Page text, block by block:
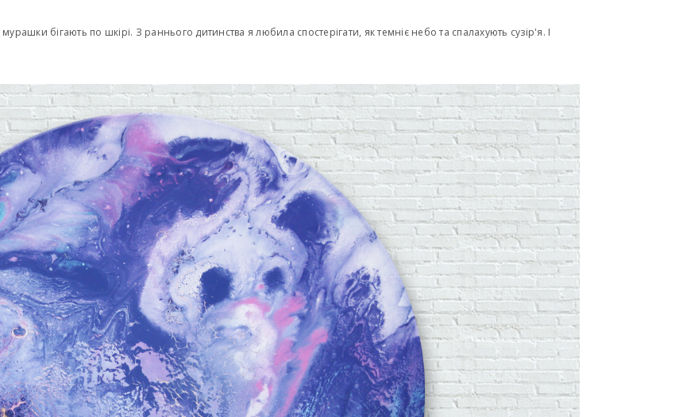
бігають по шкірі. З раннього дитинства я любила спостерігати, як темніє небо та спалахують сузір'я. І